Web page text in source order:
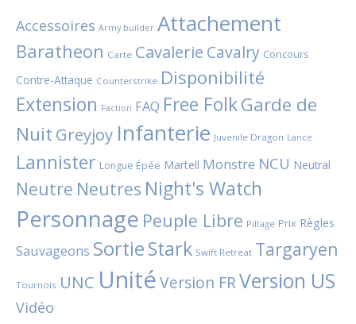
Accessoires Army builder Attachement
Baratheon Carte Cavalerie Cavalry Concours
Contre-Attaque Counterstrike Disponibilité
Extension Faction FAQ Free FolkGarde de
Nuit Greyjoy Infanterie Juvenile Dragon Lance
Lannister Longue Épée Martell Monstre NCU Neutral
Neutre Neutres Night's Watch
Personnage Peuple Libre Pillage Prix Règles
Sauvageons SortieStark Swift Retreat Targaryen
Tournois UNC UnitéVersion FRVersion US
Vidéo